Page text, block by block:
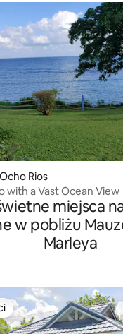
Rios
with a Vast Ocean View
miejsca
w pobliżu
Marleya
z kategorii Wybór